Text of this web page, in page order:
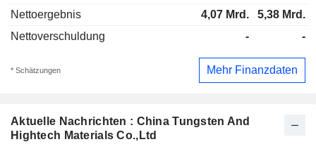
Aktuelle Nachrichten : China Tungsten And
Hightech Materials Co.,Ltd
Nettoergebnis
4,07 Mrd.
5,38 Mrd.
Nettoverschuldung
- -
* Schätzungen Mehr Finanzdaten